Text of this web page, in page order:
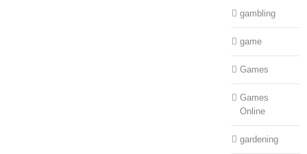
gambling
game
Games
Games
Online
gardening